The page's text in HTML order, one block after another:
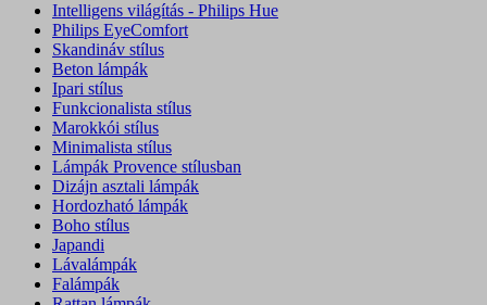
Intelligens világítás - Philips Hue
Philips EyeComfort
Skandináv stílus
Beton lámpák
Ipari stílus
Funkcionalista stílus
Marokkói stílus
Minimalista stílus
Lámpák Provence stílusban
Dizájn asztali lámpák
Hordozható lámpák
Boho stílus
Japandi
Lávalámpák
Falámpák